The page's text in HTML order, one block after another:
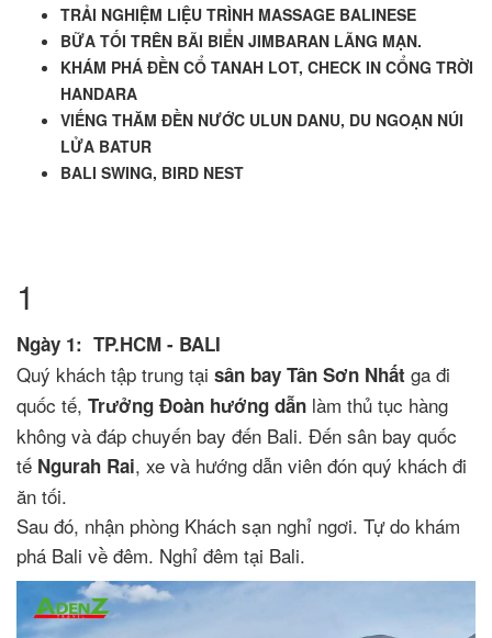
TRẢI NGHIỆM LIỆU TRÌNH MASSAGE BALINESE
BỮA TỐI TRÊN BÃI BIỂN JIMBARAN LÃNG MẠN.
KHÁM PHÁ ĐỀN CỔ TANAH LOT, CHECK IN CỔNG TRỜI
HANDARA
VIẾNG THĂM ĐỀN NƯỚC ULUN DANU, DU NGOẠN NÚI
LỬA BATUR
BALI SWING, BIRD NEST
1
Ngày 1: TP.HCM - BALI
Quý khách tập trung tại sân bay Tân Sơn Nhất ga đi
quốc tế, Trưởng Đoàn hướng dẫn làm thủ tục hàng
không và đáp chuyến bay đến Bali. Đến sân bay quốc
tế Ngurah Rai, xe và hướng dẫn viên đón quý khách đi
ăn tối.
Sau đó, nhận phòng Khách sạn nghỉ ngơi. Tự do khám
phá Bali về đêm. Nghỉ đêm tại Bali.